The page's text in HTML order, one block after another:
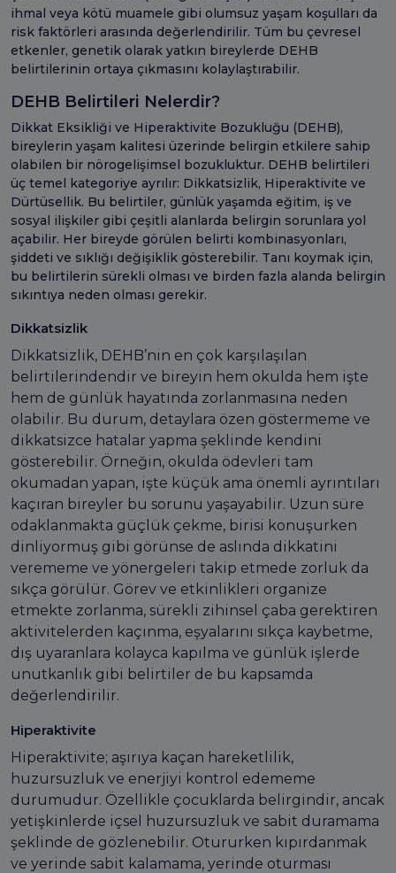
ihmal veya kötü muamele gibi olumsuz yaşam koşulları da
risk faktörleri arasında değerlendirilir. Tüm bu çevresel
etkenler, genetik olarak yatkın bireylerde DEHB
belirtilerinin ortaya çıkmasını kolaylaştırabilir.
DEHB Belirtileri Nelerdir?
Dikkat Eksikliği ve Hiperaktivite Bozukluğu (DEHB),
bireylerin yaşam kalitesi üzerinde belirgin etkilere sahip
olabilen bir nörogelişimsel bozukluktur. DEHB belirtileri
üç temel kategoriye ayrılır: Dikkatsizlik, Hiperaktivite ve
Dürtüsellik. Bu belirtiler, günlük yaşamda eğitim, iş ve
sosyal ilişkiler gibi çeşitli alanlarda belirgin sorunlara yol
açabilir. Her bireyde görülen belirti kombinasyonları,
şiddeti ve sıklığı değişiklik gösterebilir. Tanı koymak için,
bu belirtilerin sürekli olması ve birden fazla alanda belirgin
sıkıntıya neden olması gerekir.
Dikkatsizlik
Dikkatsizlik, DEHB’nin en çok karşılaşılan
belirtilerindendir ve bireyin hem okulda hem işte
hem de günlük hayatında zorlanmasına neden
olabilir. Bu durum, detaylara özen göstermeme ve
dikkatsizce hatalar yapma şeklinde kendini
gösterebilir. Örneğin, okulda ödevleri tam
okumadan yapan, işte küçük ama önemli ayrıntıları
kaçıran bireyler bu sorunu yaşayabilir. Uzun süre
odaklanmakta güçlük çekme, birisi konuşurken
dinliyormuş gibi görünse de aslında dikkatini
verememe ve yönergeleri takip etmede zorluk da
sıkça görülür. Görev ve etkinlikleri organize
etmekte zorlanma, sürekli zihinsel çaba gerektiren
aktivitelerden kaçınma, eşyalarını sıkça kaybetme,
dış uyaranlara kolayca kapılma ve günlük işlerde
unutkanlık gibi belirtiler de bu kapsamda
değerlendirilir.
Hiperaktivite
Hiperaktivite; aşırıya kaçan hareketlilik,
huzursuzluk ve enerjiyi kontrol edememe
durumudur. Özellikle çocuklarda belirgindir, ancak
yetişkinlerde içsel huzursuzluk ve sabit duramama
şeklinde de gözlenebilir. Otururken kıpırdanmak
ve yerinde sabit kalamama, yerinde oturması